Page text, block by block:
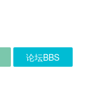
论坛BBS